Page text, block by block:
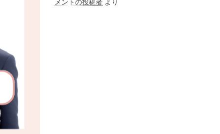
メントの投稿者 より